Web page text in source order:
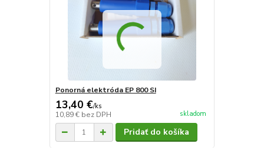
Ponorná elektróda EP 800 SI
13,40 €/ks
10,89 € bez DPH skladom
Pridať do košíka